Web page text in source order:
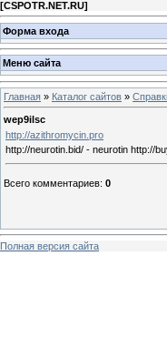
[CSPOTR.NET.RU]
Форма входа
Меню сайта
Главная » Каталог сайтов »
wep9ilsc
http://azithromycin.pro
http://neurotin.bid/ - neurotin http://
Всего комментариев: 0
Полная версия сайта